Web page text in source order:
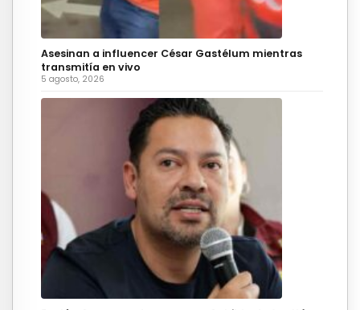
Asesinan a influencer César Gastélum mientras
transmitía en vivo
5 agosto, 2026